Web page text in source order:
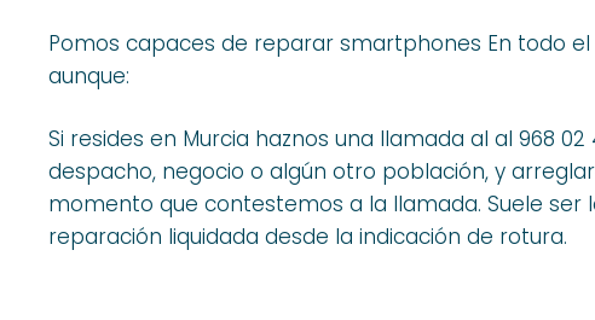
Pomos capaces de reparar smartphones En todo
aunque:
Si resides en Murcia haznos una llamada al al 968
despacho, negocio o algún otro población, y
momento que contestemos a la llamada. Suele
reparación liquidada desde la indicación de rotura.